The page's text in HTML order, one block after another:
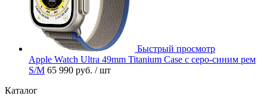
Быстрый просмотр
Apple Watch Ultra 49mm Titanium Case с серо-синим рем
S/M 65 990 руб. / шт
Каталог